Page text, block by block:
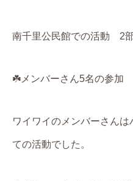
南千里公民館での活動 2
☘️メンバーさん5名の参加
ワイワイのメンバーさん
ての活動でした。